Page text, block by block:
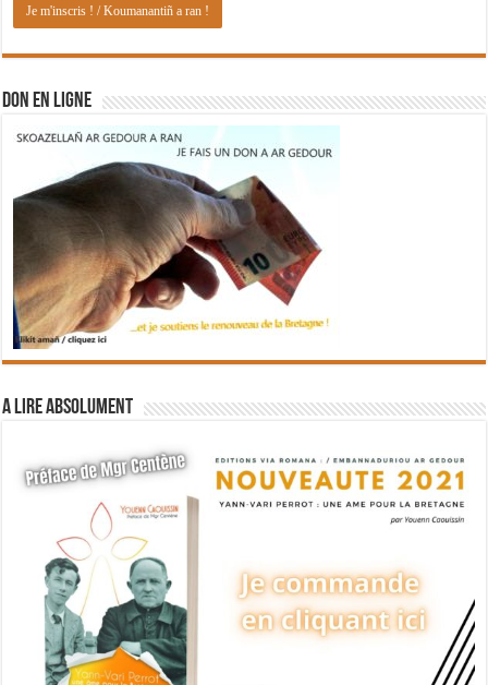
DON EN LIGNE
A lire absolument